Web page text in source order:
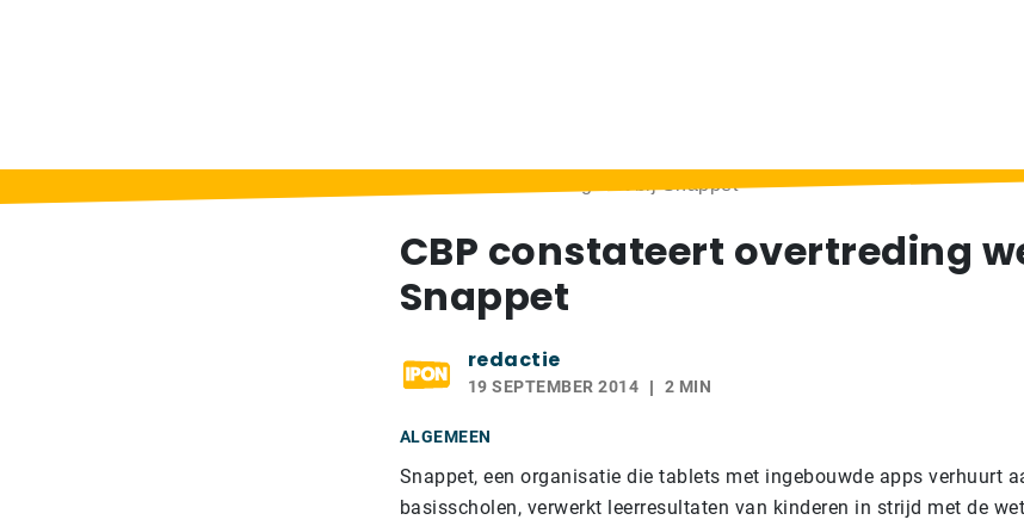
CBP constateert overtreding wet bij Snappet
CBP constateert overtreding
Snappet
redactie
19 SEPTEMBER 2014 2 MIN
ALGEMEEN
Snappet, een organisatie die tablets met ingebouwde apps verhuurt
basisscholen, verwerkt leerresultaten van kinderen in strijd met de